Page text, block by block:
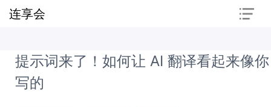
连享会
提示词来了！如何让 AI 翻译看起来像你
写的